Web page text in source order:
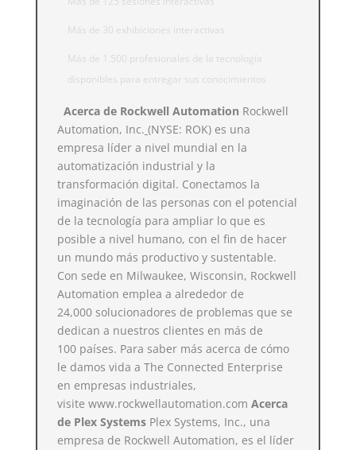
Más de 30 exhibiciones interactivas
Más de 1.500 profesionales de la tecnología
disponibles para entregar sus conocimientos
Acerca de Rockwell Automation Rockwell
Automation, Inc. (NYSE: ROK) es una
empresa líder a nivel mundial en la
automatización industrial y la
transformación digital. Conectamos la
imaginación de las personas con el potencial
de la tecnología para ampliar lo que es
posible a nivel humano, con el fin de hacer
un mundo más productivo y sustentable.
Con sede en Milwaukee, Wisconsin, Rockwell
Automation emplea a alrededor de
24,000 solucionadores de problemas que se
dedican a nuestros clientes en más de
100 países. Para saber más acerca de cómo
le damos vida a The Connected Enterprise
en empresas industriales,
visite www.rockwellautomation.com Acerca
de Plex Systems Plex Systems, Inc., una
empresa de Rockwell Automation, es el líder